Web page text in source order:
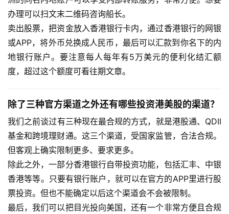
办理可以扫文末二维码咨询船长。
卖出股票，把资金放入香港银行卡内，通过香港银行的网银
或APP，将外币兑换成人民币，最后可以汇款到你名下的内
地银行账户。要注意每人每年有5万美元的便利化结汇额
度，超过这个额度可看往期文章。
除了三种官方渠道之外还有哪些投资港美股的渠道？
我们之前谈过有三种现在最合规的方式，就是港股通、QDII
基金和跨境理财通。这三个渠道，受国家监管，合法合规。
但客观上确实限制更多、要求更多。
除此之外，一部分香港银行自带投资功能，包括汇丰、中银
香港等等。只要有银行账户，就可以在官方的APP里进行股
票投资。但也不能确定以后这个渠道会不会被限制。
最后，我们可以把目光投向美国，还有一个非常方便且合规